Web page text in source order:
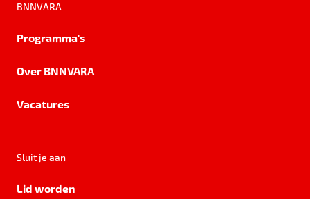
BNNVARA
Programma's
Over BNNVARA
Vacatures
Sluit je aan
Lid worden